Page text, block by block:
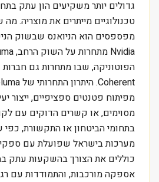
גדולים יותר משקיעים הון עתק
טכנולוגיים מייתרים את מוצריה.
מפיתוח פטנטים ספציפיים, ייצור
מסוימים, או קשרים הדוקים עם
בתחומי הביטחון או התקשורת, כפי
מערכות בישראל שפועלת עם
כוללים את הצורך בהשקעות עתק
אספקה מורכבות, והתמודדות עם